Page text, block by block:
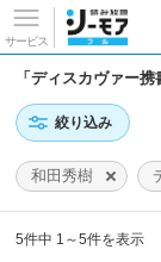
サービス
「ディスカヴァー
絞り込み
和田秀樹
5件中 1～5件を表示